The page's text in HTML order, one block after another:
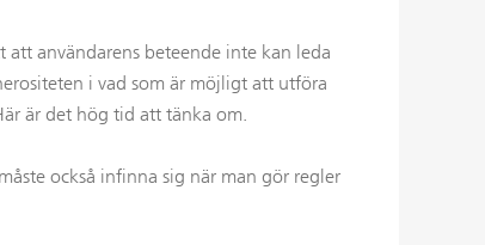
att användarens beteende inte kan leda
i vad som är möjligt att utföra
är det hög tid att tänka om.
också infinna sig när man gör regler